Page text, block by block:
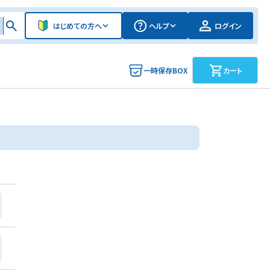
はじめての方へ ヘルプ ログイン
一時保存BOX カート